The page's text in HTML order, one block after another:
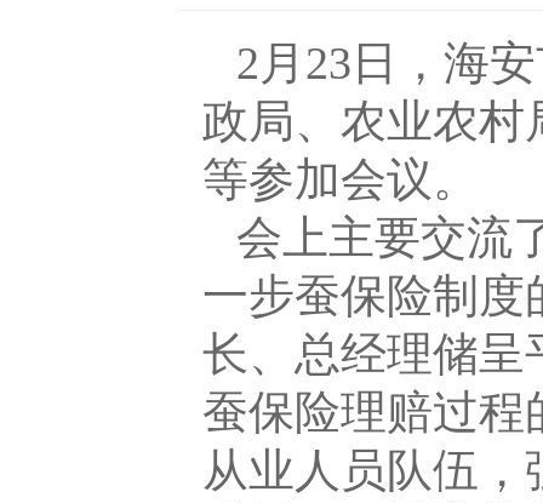
2月23日，海
政局、农业农村
等参加会议。
会上主要交流
一步蚕保险制度
长、总经理储呈
蚕保险理赔过程
从业人员队伍